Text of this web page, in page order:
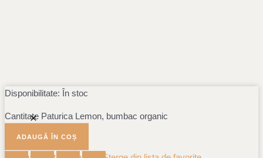
Disponibilitate: În stoc
Cantitate Paturica Lemon, bumbac organic
ADAUGĂ ÎN COȘ